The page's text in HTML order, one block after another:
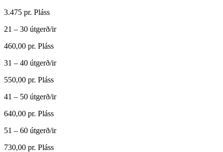
3.475 pr. Pláss
21 – 30 útgerð/ir
460,00 pr. Pláss
31 – 40 útgerð/ir
550,00 pr. Pláss
41 – 50 útgerð/ir
640,00 pr. Pláss
51 – 60 útgerð/ir
730,00 pr. Pláss